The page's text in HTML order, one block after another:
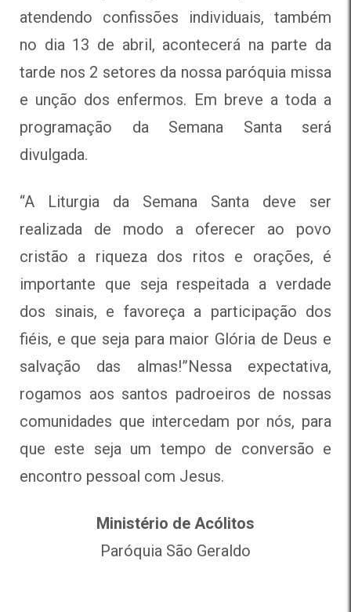
atendendo confissões individuais, também
no dia 13 de abril, acontecerá na parte da
tarde nos 2 setores da nossa paróquia missa
e unção dos enfermos. Em breve a toda a
programação da Semana Santa será
divulgada.
“A Liturgia da Semana Santa deve ser
realizada de modo a oferecer ao povo
cristão a riqueza dos ritos e orações, é
importante que seja respeitada a verdade
dos sinais, e favoreça a participação dos
fiéis, e que seja para maior Glória de Deus e
salvação das almas!”Nessa expectativa,
rogamos aos santos padroeiros de nossas
comunidades que intercedam por nós, para
que este seja um tempo de conversão e
encontro pessoal com Jesus.
Ministério de Acólitos
Paróquia São Geraldo